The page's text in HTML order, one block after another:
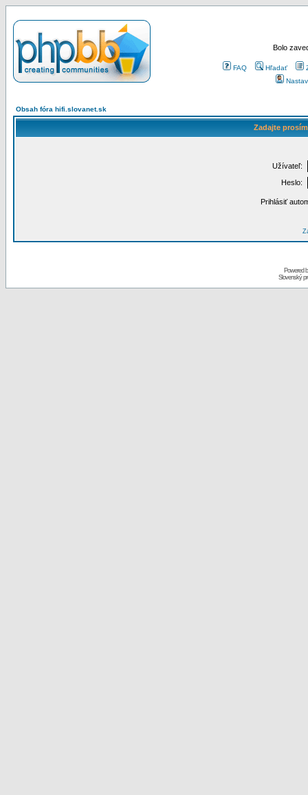
Bolo
FAQ Hľadať
Obsah fóra hifi.slovanet.sk
Zadajte
Užívateľ:
Heslo:
Prihlásiť
Powered
Slovenský